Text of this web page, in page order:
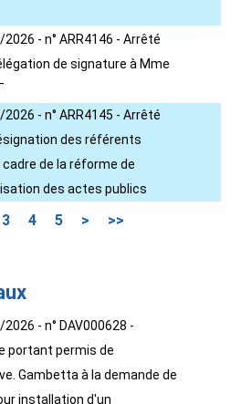
- n° ARR4146 - Arrêté
de signature à Mme
- n° ARR4145 - Arrêté
des référents
de la réforme de
des actes publics
3 4 5 > >>
- n° DAV000628 -
portant permis de
Gambetta à la demande de
installation d'un